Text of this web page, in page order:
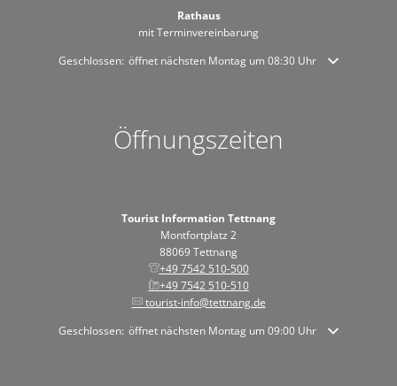
Rathaus
mit Terminvereinbarung
Klicken, um weitere Öffnungs- oder Schließzeiten auszublenden
Geschlossen: öffnet nächsten Montag um 08:30 Uhr
Öffnungszeiten
Tourist Information Tettnang
Montfortplatz 2
88069 Tettnang
+49 7542 510-500
+49 7542 510-510
tourist-info@tettnang.de
Klicken, um weitere Öffnungs- oder Schließzeiten auszublenden
Geschlossen: öffnet nächsten Montag um 09:00 Uhr